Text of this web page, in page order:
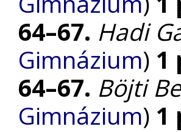
64–67. Hadi
Gimnázium) 1
64–67. Böjti
Gimnázium) 1